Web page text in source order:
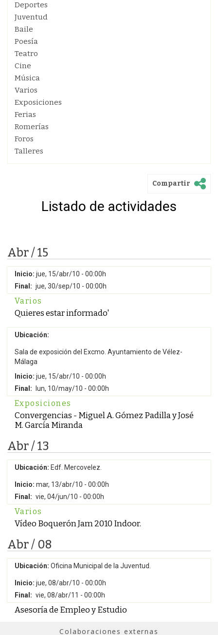
Deportes
Juventud
Baile
Poesía
Teatro
Cine
Música
Varios
Exposiciones
Ferias
Romerías
Foros
Talleres
Compartir
Listado de actividades
Abr / 15
Inicio: jue, 15/abr/10 - 00:00h
Final: jue, 30/sep/10 - 00:00h
Varios
Quieres estar informado'
Ubicación:
Sala de exposición del Excmo. Ayuntamiento de Vélez-
Málaga
Inicio: jue, 15/abr/10 - 00:00h
Final:
lun, 10/may/10 - 00:00h
Exposiciones
Convergencias - Miguel A. Gómez Padilla y José
M. García Miranda
Abr / 13
Ubicación: Edf. Mercovelez.
Inicio: mar, 13/abr/10 - 00:00h
Final: vie, 04/jun/10 - 00:00h
Varios
Vídeo Boquerón Jam 2010 Indoor.
Abr / 08
Ubicación: Oficina Municipal de la Juventud.
Inicio: jue, 08/abr/10 - 00:00h
Final: vie, 08/abr/11 - 00:00h
Asesoría de Empleo y Estudio
Colaboraciones externas